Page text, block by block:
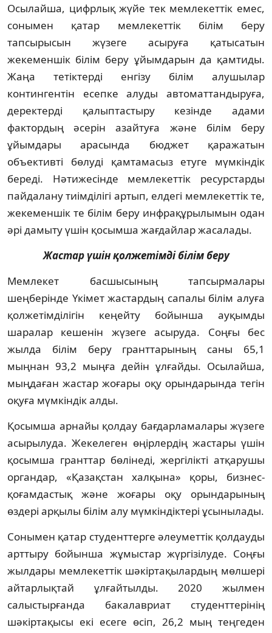
Осылайша, цифрлық жүйе тек мемлекеттік емес,
сонымен қатар мемлекеттік білім беру
тапсырысын жүзеге асыруға қатысатын
жекеменшік білім беру ұйымдарын да қамтиды.
Жаңа тетіктерді енгізу білім алушылар
контингентін есепке алуды автоматтандыруға,
деректерді қалыптастыру кезінде адами
фактордың әсерін азайтуға және білім беру
ұйымдары арасында бюджет қаражатын
объективті бөлуді қамтамасыз етуге мүмкіндік
береді. Нәтижесінде мемлекеттік ресурстарды
пайдалану тиімділігі артып, елдегі мемлекеттік те,
жекеменшік те білім беру инфрақұрылымын одан
әрі дамыту үшін қосымша жағдайлар жасалады.
Жастар үшін қолжетімді білім беру
Мемлекет басшысының тапсырмалары
шеңберінде Үкімет жастардың сапалы білім алуға
қолжетімділігін кеңейту бойынша ауқымды
шаралар кешенін жүзеге асыруда. Соңғы бес
жылда білім беру гранттарының саны 65,1
мыңнан 93,2 мыңға дейін ұлғайды. Осылайша,
мыңдаған жастар жоғары оқу орындарында тегін
оқуға мүмкіндік алды.
Қосымша арнайы қолдау бағдарламалары жүзеге
асырылуда. Жекелеген өңірлердің жастары үшін
қосымша гранттар бөлінеді, жергілікті атқарушы
органдар, «Қазақстан халқына» қоры, бизнес-
қоғамдастық және жоғары оқу орындарының
өздері арқылы білім алу мүмкіндіктері ұсынылады.
Сонымен қатар студенттерге әлеуметтік қолдауды
арттыру бойынша жұмыстар жүргізілуде. Соңғы
жылдары мемлекеттік шәкіртақылардың мөлшері
айтарлықтай ұлғайтылды. 2020 жылмен
салыстырғанда бакалавриат студенттерінің
шәкіртақысы екі есеге өсіп, 26,2 мың теңгеден